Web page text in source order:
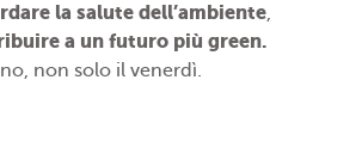
la salute dell’ambiente,
a un futuro più green.
non solo il venerdì.